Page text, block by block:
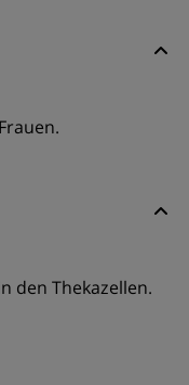
den Thekazellen.